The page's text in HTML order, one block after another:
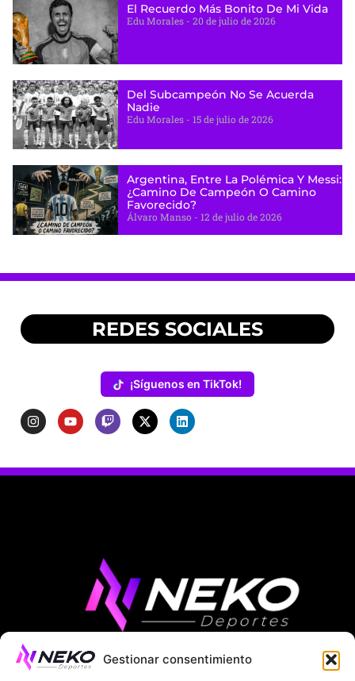
Gestionar consentimiento
El Recuerdo Más Bonito De Mi Vida
Edu Morales 20 de julio de 2026
Del Subcampeón No Se Acuerda
Nadie
Edu Morales 15 de julio de 2026
Argentina, Entre La Polémica Y Messi:
¿camino De Campeón O Camino
Favorecido?
Álvaro Manso 12 de julio de 2026
REDES SOCIALES
¡Síguenos en TikTok!
ÚLTIMAS NOTICIAS COMPETICIONES EUROPEAS